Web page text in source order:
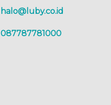
halo@luby.co.id
087787781000